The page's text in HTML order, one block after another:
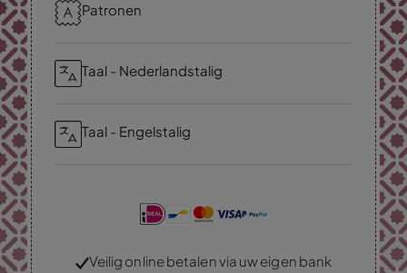
Patronen
Taal - Nederlandstalig
Taal - Engelstalig
Veilig online betalen via uw eigen bank